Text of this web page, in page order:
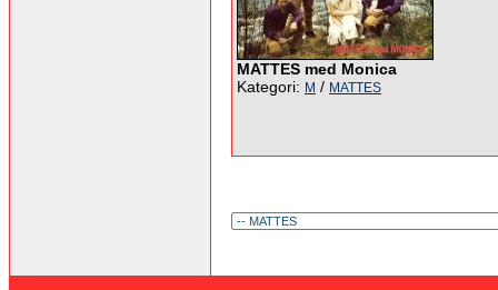
MATTES med Monica
Kategori: M / MATTES